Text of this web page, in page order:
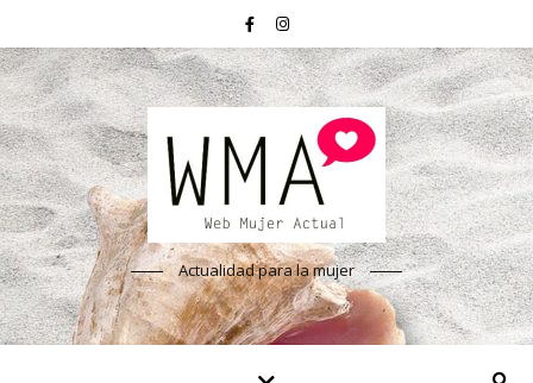
Actualidad para la mujer